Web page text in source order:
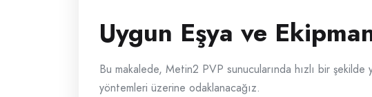
Uygun Eşya ve
Bu makalede, Metin2 PVP sunucularında hızlı bir
yöntemleri üzerine odaklanacağız.